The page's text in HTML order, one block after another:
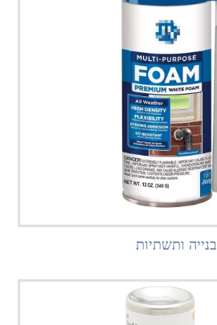
בנייה ותשתיות